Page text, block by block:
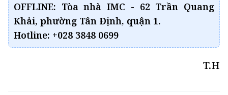
OFFLINE: Tòa nhà IMC - 62 Trần Quang
Khải, phường Tân Định, quận 1.
Hotline: +028 3848 0699
T.H